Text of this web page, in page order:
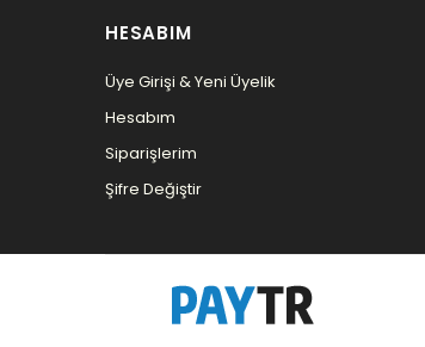
HESABIM
Üye Girişi & Yeni Üyelik
Hesabım
Siparişlerim
Şifre Değiştir